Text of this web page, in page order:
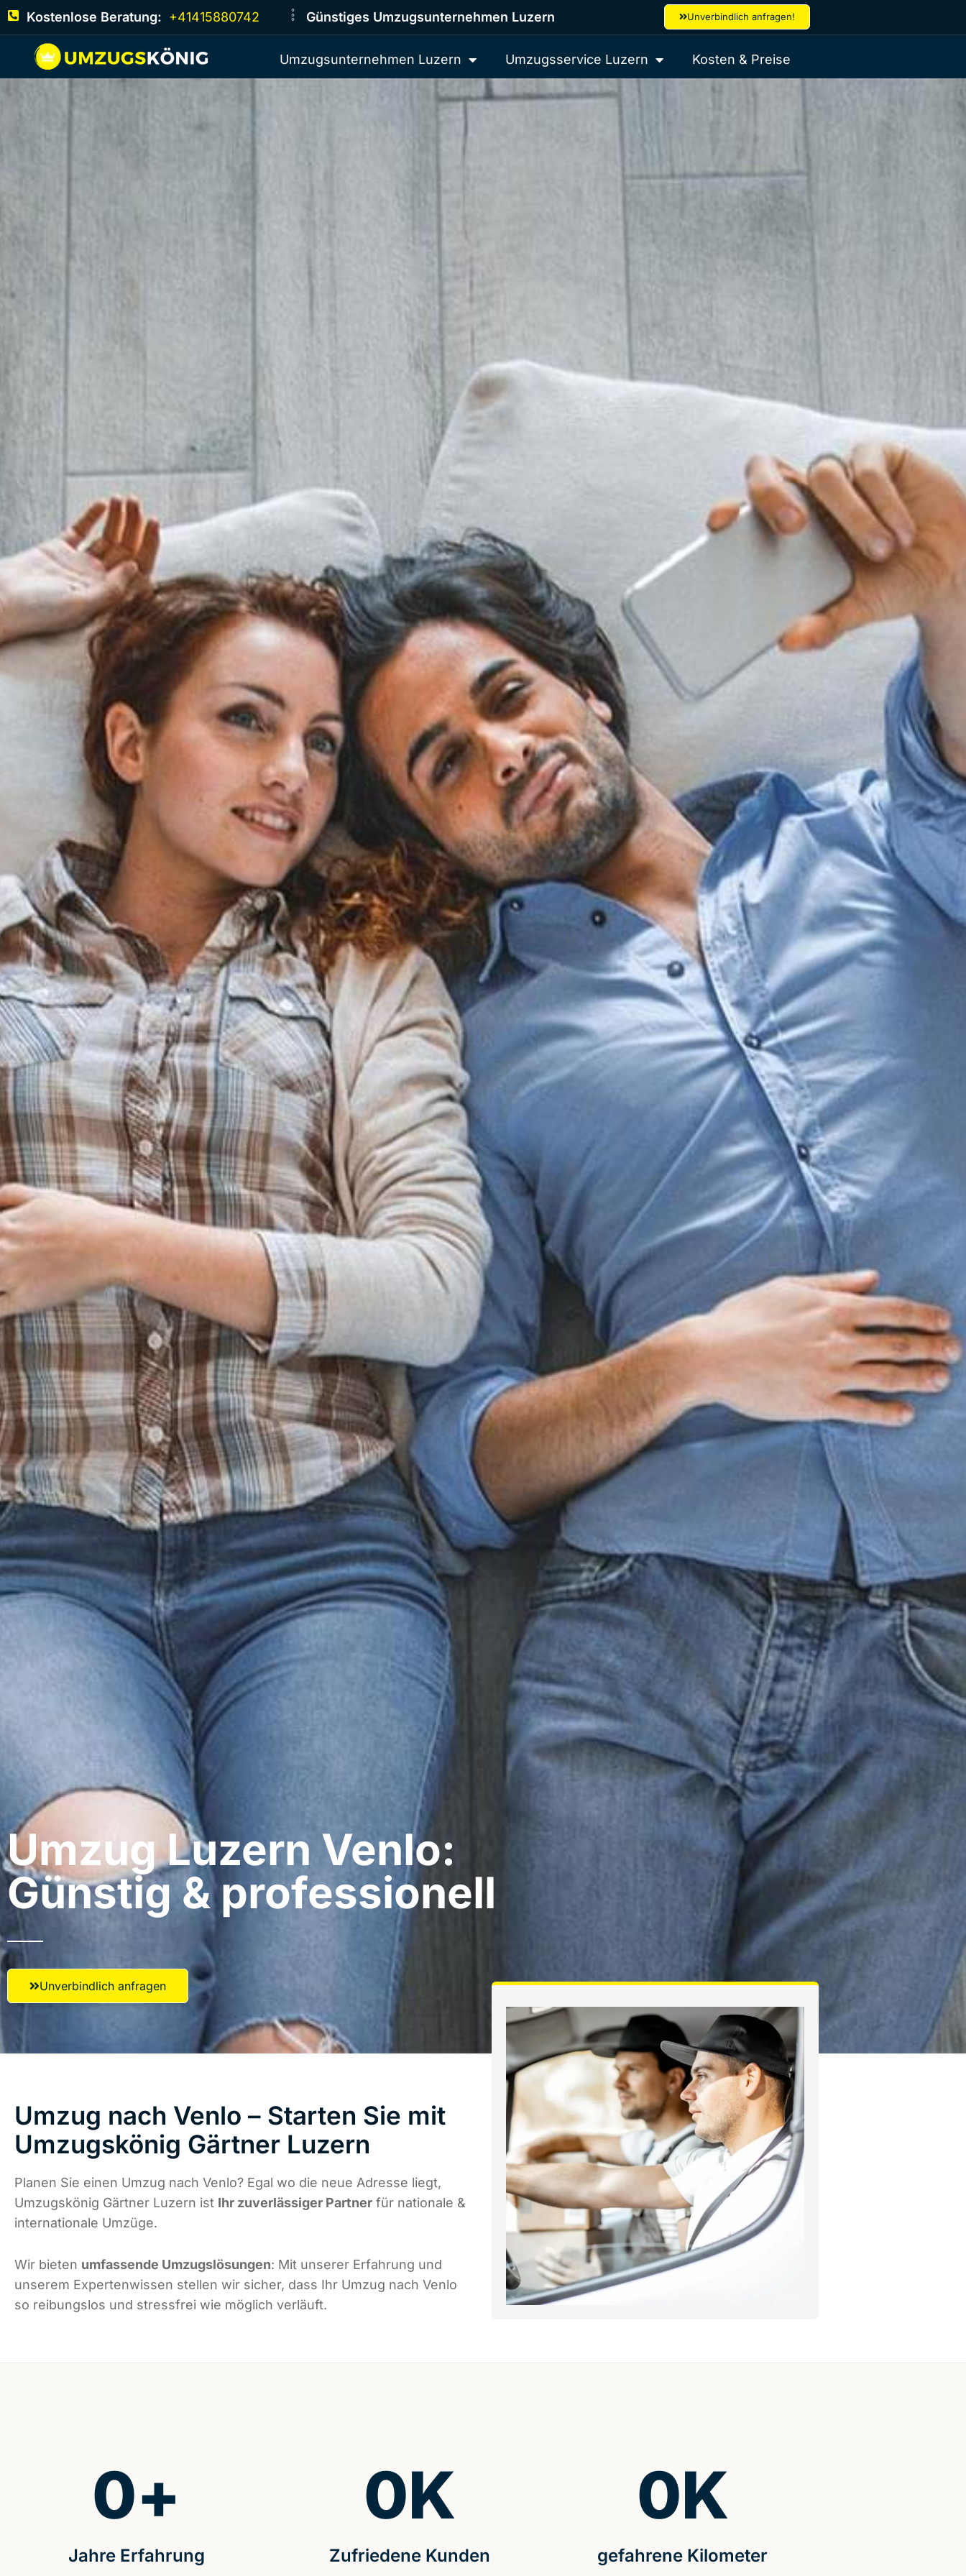
Kostenlose Beratung: +41415880742 Günstiges Umzugsunternehmen Luzern Unverbindlich anfragen!
Umzugsunternehmen Luzern Umzugsservice Luzern Kosten & Preise
Umzug Luzern​ Venlo:
Günstig & professionell​
Unverbindlich anfragen
Umzug nach Venlo – Starten Sie mit
Umzugskönig Gärtner Luzern
Planen Sie einen Umzug nach Venlo? Egal wo die neue Adresse liegt,
Umzugskönig Gärtner Luzern ist Ihr zuverlässiger Partner für nationale &
internationale Umzüge.
Wir bieten umfassende Umzugslösungen: Mit unserer Erfahrung und
unserem Expertenwissen stellen wir sicher, dass Ihr Umzug nach Venlo
so reibungslos und stressfrei wie möglich verläuft.
Jahre Erfahrung
0+
Zufriedene Kunden
0K
gefahrene Kilometer
0K